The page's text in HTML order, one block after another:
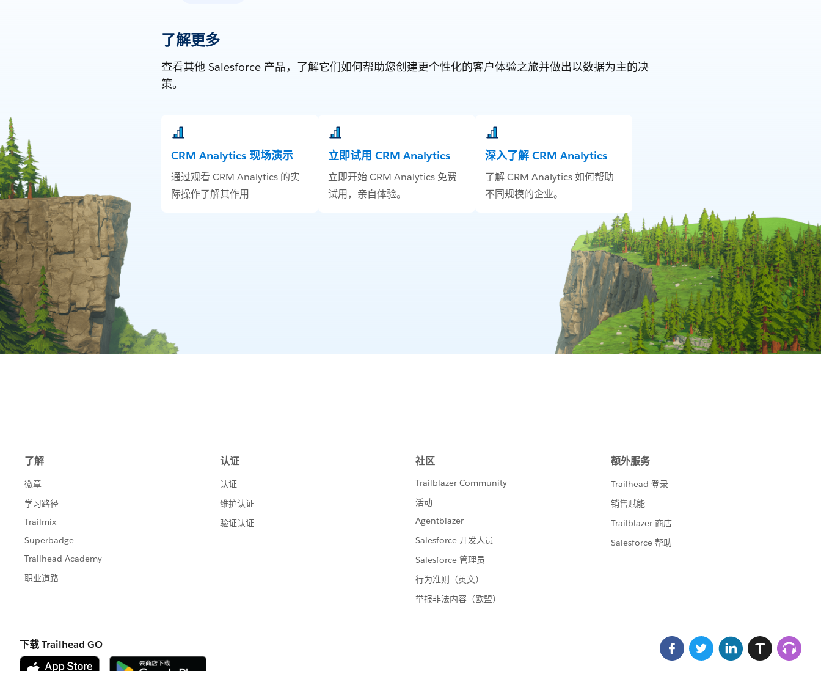
了解更多
查看其他 Salesforce 产品，了解它们如何帮助您创建更个性化的客户体验之旅并做出以数据为主的决
策。
CRM Analytics 现场演示
通过观看 CRM Analytics 的实
际操作了解其作用
立即试用 CRM Analytics
立即开始 CRM Analytics 免费
试用，亲自体验。
深入了解 CRM Analytics
了解 CRM Analytics 如何帮助
不同规模的企业。